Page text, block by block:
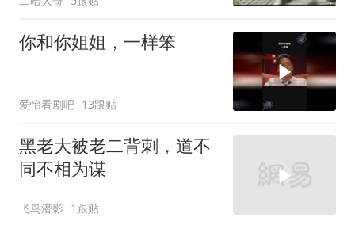
你和你姐姐，一样笨
爱怡看剧吧 13跟贴
黑老大被老二背刺，道不
同不相为谋
飞鸟潜影 1跟贴